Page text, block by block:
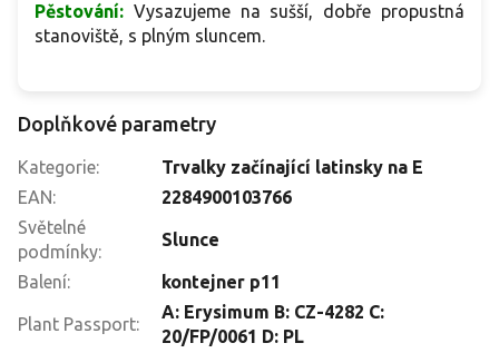
Pěstování: Vysazujeme na sušší, dobře propustná
stanoviště, s plným sluncem.
Doplňkové parametry
Kategorie:
Trvalky začínající latinsky na E
EAN:
2284900103766
Světelné
podmínky:
Slunce
Balení: kontejner p11
Plant Passport:
A: Erysimum B: CZ-4282 C:
20/FP/0061 D: PL